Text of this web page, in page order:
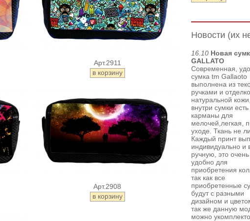
Арт.2911
Арт.2908
Новости (их
16.10 Новая
GALLATO
Современная,
сумка tm Gallaoto
выполнена из
ручками и
натуральной
внутри сумки есть
карманы для
мелочей,легкая,
уходе. Ткань не
Каждый принт
индивидуально и
ручную, это очень
удобно для
приобретения
так как все
приобретенные
будут с разными
дизайном и
так же данную
можно